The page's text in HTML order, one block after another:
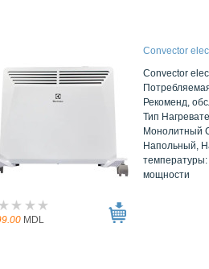
MDL
Convector
Convector
Рекоменд,
Тип
Mонолитный
Напольный,
температуры:
мощности